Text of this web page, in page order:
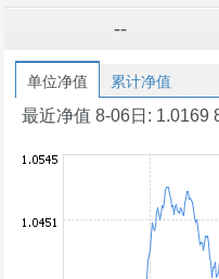
--
单位净值 累计净值
最近净值 8-06日: 1.0169